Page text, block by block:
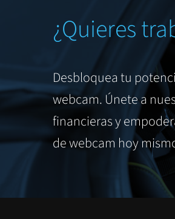
¿Quieres
Desbloquea tu
webcam. Únete a
financieras y
de webcam hoy